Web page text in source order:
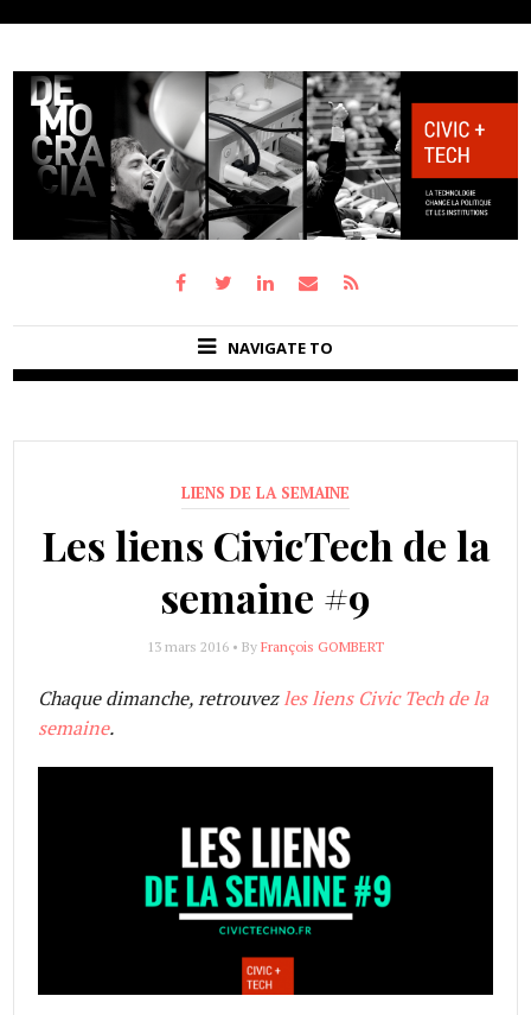
NAVIGATE TO
LIENS DE LA SEMAINE
Les liens CivicTech de la
semaine #9
13 mars 2016 • By François GOMBERT
Chaque dimanche, retrouvezles liens Civic Tech de la
semaine.